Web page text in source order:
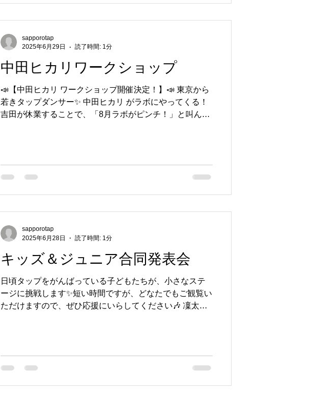
中田ヒカリワークショップ
📣【中田ヒカリ ワークショップ開催決定！】📣 東京から
若きタップダンサー✨ 中田ヒカリ がラボにやってくる！
吉田が休業することで、「8月ラボがピンチ！」と叫んだ
sapporotap
2025年6月29日
読了時間: 1分
キッズ＆ジュニア合同発表会
日頃タップをがんばっている子どもたちが、小さなステ
ージに挑戦します✨短い時間ですが、どなたでもご観覧い
ただけますので、ぜひ応援にいらしてください🎶 凜太朗
sapporotap
2025年6月28日
読了時間: 1分